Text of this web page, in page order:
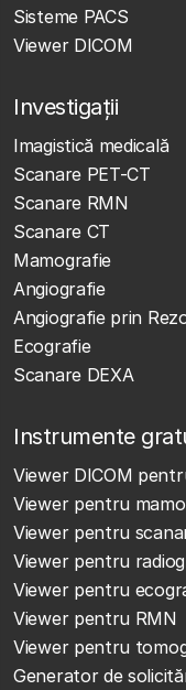
Sisteme PACS
Viewer DICOM
Investigații
Imagistică medicală
Scanare PET-CT
Scanare RMN
Scanare CT
Mamografie
Angiografie
Angiografie prin
Ecografie
Scanare DEXA
Instrumente
Viewer DICOM
Viewer pentru
Viewer pentru
Viewer pentru
Viewer pentru
Viewer pentru RMN
Viewer pentru
Generator de